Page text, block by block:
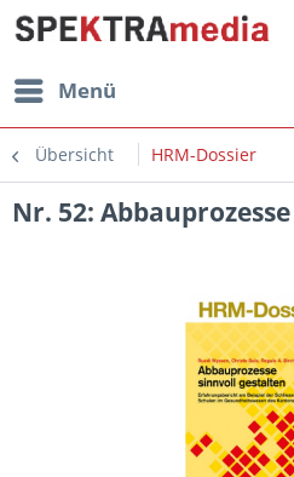
Menü
Übersicht HRM-Dossier
Nr. 52: